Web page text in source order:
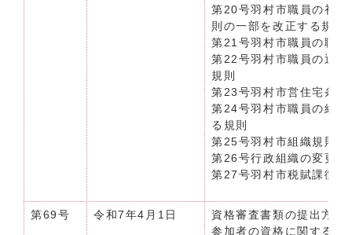
第20号羽村市職員の初
則の一部を改正する規則
第21号羽村市職員の職
第22号羽村市職員の退
規則
第23号羽村市営住宅条
第24号羽村市職員の給
る規則
第25号羽村市組織規則
第26号行政組織の変更
第27号羽村市税賦課徴
第69号 令和7年4月1日
資格審査書類の提出方法
参加者の資格に関する告